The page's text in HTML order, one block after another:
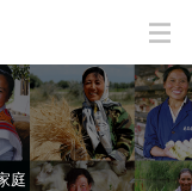
庭